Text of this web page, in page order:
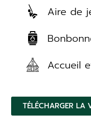
Aire de
Accueil
TÉLÉCHARGER LA